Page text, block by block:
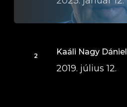
Kaáli Nagy Dániel
2019. július 12.